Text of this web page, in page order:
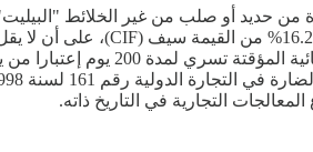
حديد أو صلب من غير الخلائط
جنيها للطن. وأكد، القرار أن الرسوم سيتم تحصيلها عبر الحساب رقم ح/9/450/88042/